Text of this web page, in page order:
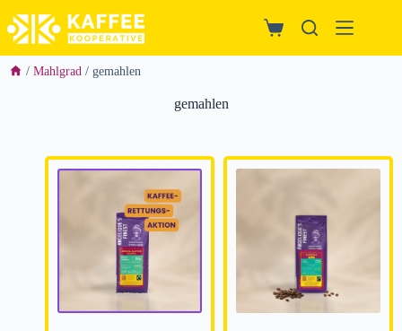
/ Mahlgrad / gemahlen
gemahlen